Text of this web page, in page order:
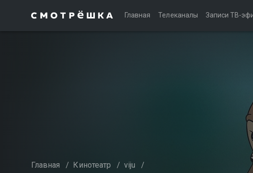
Главная Телеканалы Записи ТВ-
Главная / Кинотеатр / viju /